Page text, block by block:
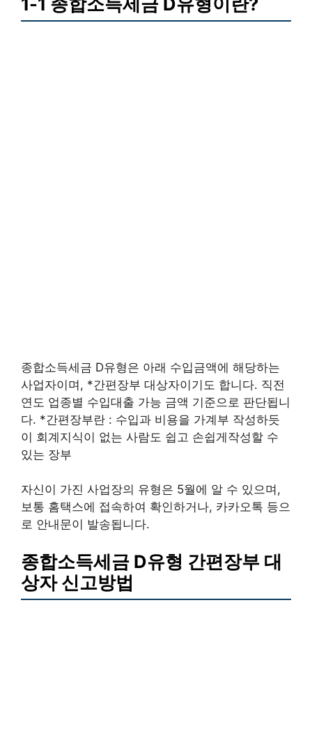
종합소득세금 D유형은 아래 수입금액에 해당하는
사업자이며, *간편장부 대상자이기도 합니다. 직전
연도 업종별 수입대출 가능 금액 기준으로 판단됩니
다. *간편장부란 : 수입과 비용을 가계부 작성하듯
이 회계지식이 없는 사람도 쉽고 손쉽게작성할 수
있는 장부
자신이 가진 사업장의 유형은 5월에 알 수 있으며,
보통 홈택스에 접속하여 확인하거나, 카카오톡 등으
로 안내문이 발송됩니다.
종합소득세금 D유형 간편장부 대
상자 신고방법